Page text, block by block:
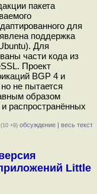
пакета
для
поддержка
Для
части кода из
Проект
BGP 4 и
не пытается
образом
распространённых
(10 +9) обсуждение | весь текст
Little